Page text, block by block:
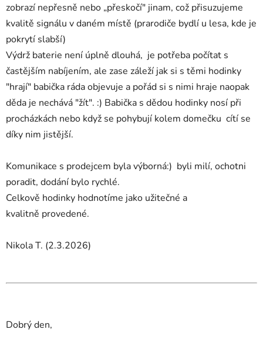
zobrazí nepřesně nebo „přeskočí" jinam, což přisuzujeme
kvalitě signálu v daném místě (prarodiče bydlí u lesa, kde je
pokrytí slabší)
Výdrž baterie není úplně dlouhá, je potřeba počítat s
častějším nabíjením, ale zase záleží jak si s těmi hodinky
"hrají" babička ráda objevuje a pořád si s nimi hraje naopak
děda je nechává "žít". :) Babička s dědou hodinky nosí při
procházkách nebo když se pohybují kolem domečku cítí se
díky nim jistější.
Komunikace s prodejcem byla výborná:) byli milí, ochotni
poradit, dodání bylo rychlé.
Celkově hodinky hodnotíme jako užitečné a
kvalitně provedené.
Nikola T. (2.3.2026)
Dobrý den,